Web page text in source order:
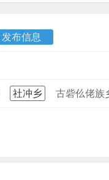
发布信息
社冲乡 古砦仫佬族